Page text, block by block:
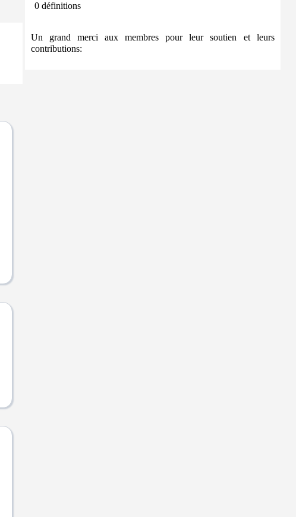
0 définitions
Un grand merci aux membres pour leur soutien et leurs
contributions: